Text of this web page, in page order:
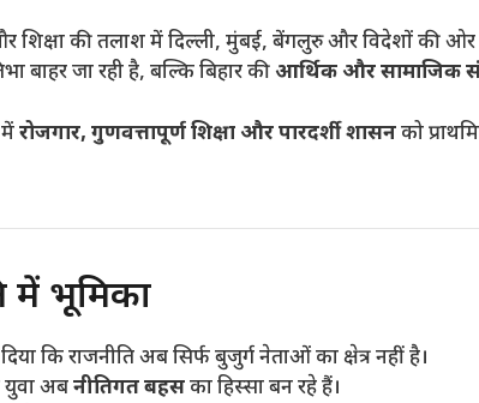
शिक्षा की तलाश में दिल्ली, मुंबई, बेंगलुरु और विदेशों की
बाहर जा रही है, बल्कि बिहार कीआर्थिक और सामाजिक
रोजगार, गुणवत्तापूर्ण शिक्षा और पारदर्शी शासनको
में भूमिका
कि राजनीति अब सिर्फ बुजुर्ग नेताओं का क्षेत्र नहीं है।
अबनीतिगत बहसका हिस्सा बन रहे हैं।